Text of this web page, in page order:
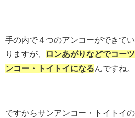
手の内で４つのアンコーができて
りますが、
ロンあがりなどでコー
ンコー・トイトイになるんですね。
ですからサンアンコー・トイトイ